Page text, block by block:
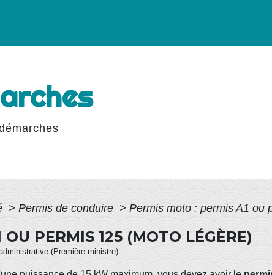
> Permis de conduire > Permis moto : permis A1 ou
PERMIS 125 (MOTO LÉGÈRE)
(Première ministre)